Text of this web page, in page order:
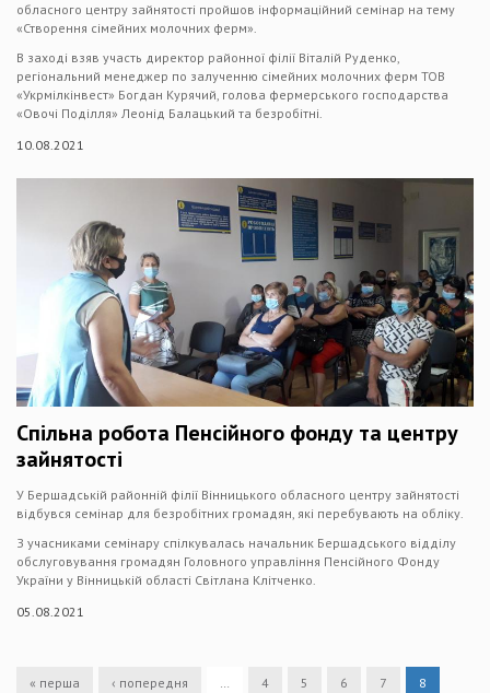
обласного центру зайнятості пройшов інформаційний семінар на тему
«Створення сімейних молочних ферм».
В заході взяв участь директор районної філії Віталій Руденко,
регіональний менеджер по залученню сімейних молочних ферм ТОВ
«Укрмілкінвест» Богдан Курячий, голова фермерського господарства
«Овочі Поділля» Леонід Балацький та безробітні.
10.08.2021
Спільна робота Пенсійного фонду та центру
зайнятості
У Бершадській районній філії Вінницького обласного центру зайнятості
відбувся семінар для безробітних громадян, які перебувають на обліку.
З учасниками семінару спілкувалась начальник Бершадського відділу
обслуговування громадян Головного управління Пенсійного Фонду
України у Вінницькій області Світлана Клітченко.
05.08.2021
« перша ‹ попередня … 4 5 6 7 8